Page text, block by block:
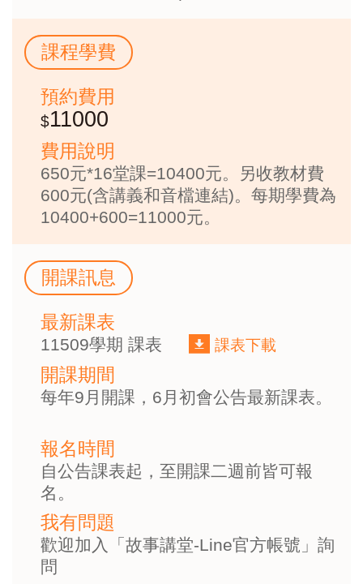
課程學費
預約費用
11000
費用說明
650元*16堂課=10400元。另收教材費
600元(含講義和音檔連結)。每期學費為
10400+600=11000元。
開課訊息
最新課表
11509學期 課表 課表下載
開課期間
每年9月開課，6月初會公告最新課表。
報名時間
自公告課表起，至開課二週前皆可報
名。
我有問題
歡迎加入「故事講堂-Line官方帳號」詢
問